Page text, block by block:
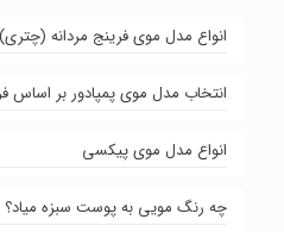
انواع مدل موی فرینج مردانه (چتری)
انتخاب مدل موی پمپادور بر
انواع مدل موی پیکسی
چه رنگ مویی به پوست سبزه میاد؟